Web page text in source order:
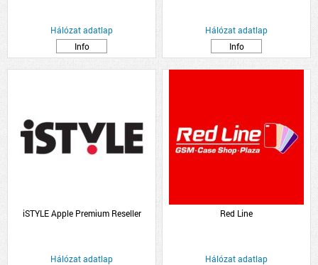
Hálózat adatlap
Info
Hálózat adatlap
Info
iSTYLE Apple Premium Reseller
Hálózat adatlap
Red Line
Hálózat adatlap